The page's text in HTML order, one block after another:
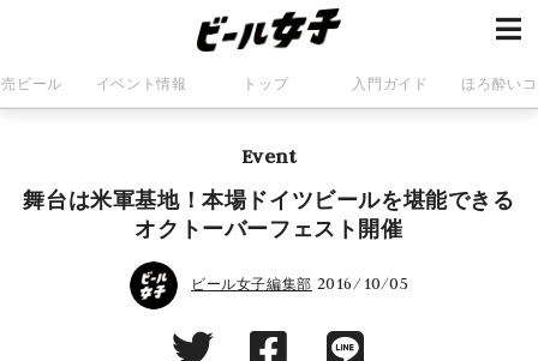
ビール イベント情報 トップ 入門ガイド ほろ酔い
Event
舞台は米軍基地！本場ドイツビールを堪能できる
オクトーバーフェスト開催
ビール女子編集部 2016/10/05